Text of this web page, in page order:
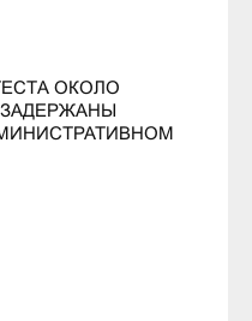
ОКОЛО
ЗАДЕРЖАНЫ